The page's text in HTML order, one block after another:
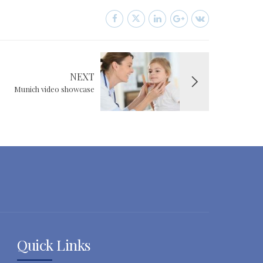
NEXT
Munich video showcase
Quick Links